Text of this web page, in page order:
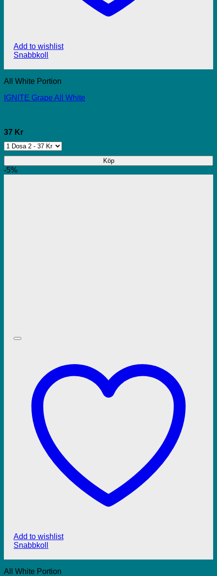
Add to wishlist
Snabbkoll
All White Portion
IGNITE Grape All White
37 Kr
Köp
-5%
Add to wishlist
Snabbkoll
All White Portion